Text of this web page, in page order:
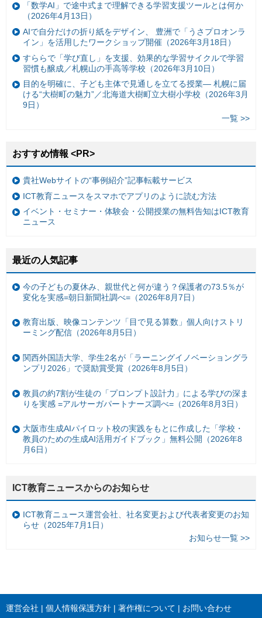
「数学AI」で途中式まで理解できる学習支援ツールとは何か
（2026年4月13日）
AIで自分だけの折り紙をデザイン、 豊洲で「うさプロオンラ
イン」を活用したワークショップ開催（2026年3月18日）
すららで「学び直し」を支援、効果的な学習サイクルで学習
習慣も醸成／札幌山の手高等学校（2026年3月10日）
目的を明確に、子ども主体で見通しを立てる授業— 札幌に届
ける“大樹町の魅力”／北海道大樹町立大樹小学校（2026年3月
9日）
一覧 >>
おすすめ情報 <PR>
貴社Webサイトの“事例紹介”記事転載サービス
ICT教育ニュースをスマホでアプリのように読む方法
イベント・セミナー・体験会・公開授業の無料告知はICT教育
ニュース
最近の人気記事
今の子どもの夏休み、親世代と何が違う？保護者の73.5％が
変化を実感=朝日新聞社調べ=（2026年8月7日）
教育出版、映像コンテンツ「目で見る算数」個人向けストリ
ーミング配信（2026年8月5日）
関西外国語大学、学生2名が「ラーニングイノベーショングラ
ンプリ2026」で奨励賞受賞（2026年8月5日）
教員の約7割が生徒の「プロンプト設計力」による学びの深ま
りを実感 =アルサーガパートナーズ調べ=（2026年8月3日）
大阪市生成AIパイロット校の実践をもとに作成した「学校・
教員のための生成AI活用ガイドブック」無料公開（2026年8
月6日）
ICT教育ニュースからのお知らせ
ICT教育ニュース運営会社、社名変更および代表者変更のお知
らせ（2025年7月1日）
お知らせ一覧 >>
運営会社 個人情報保護方針 著作権について お問い合わせ